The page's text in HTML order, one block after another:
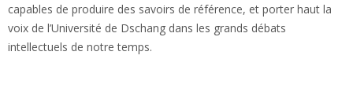
capables de produire des savoirs de référence, et porter haut la
voix de l’Université de Dschang dans les grands débats
intellectuels de notre temps.